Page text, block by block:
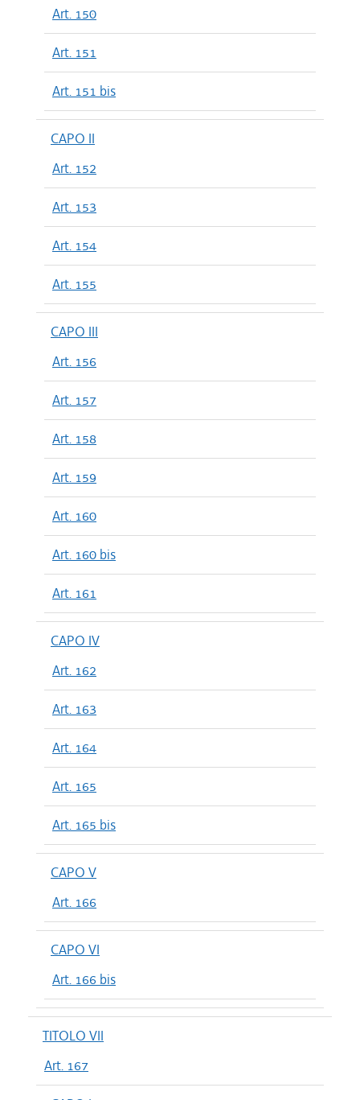
Art. 150
Art. 151
Art. 151 bis
CAPO II
Art. 152
Art. 153
Art. 154
Art. 155
CAPO III
Art. 156
Art. 157
Art. 158
Art. 159
Art. 160
Art. 160 bis
Art. 161
CAPO IV
Art. 162
Art. 163
Art. 164
Art. 165
Art. 165 bis
CAPO V
Art. 166
CAPO VI
Art. 166 bis
TITOLO VII
Art. 167